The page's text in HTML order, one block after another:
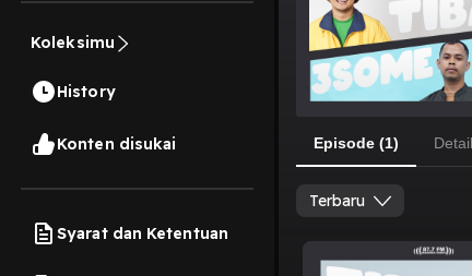
Koleksimu
History
Konten disukai
Syarat dan Ketentuan
Episode (1)
Terbaru